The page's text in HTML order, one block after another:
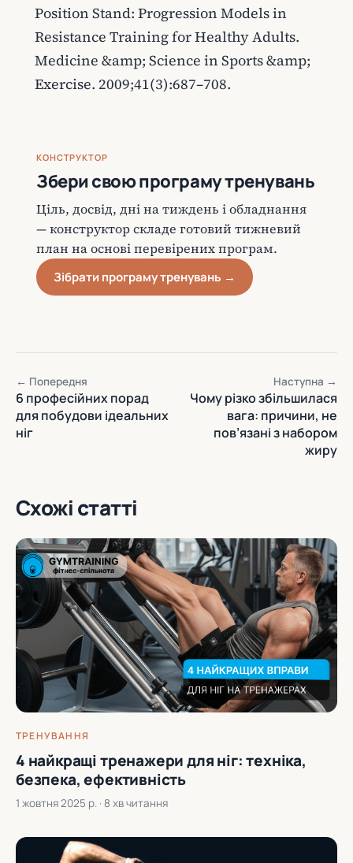
Position Stand: Progression Models in
Resistance Training for Healthy Adults.
Medicine &amp; Science in Sports &amp;
Exercise. 2009;41(3):687–708.
КОНСТРУКТОР
Збери свою програму тренувань
Ціль, досвід, дні на тиждень і обладнання
— конструктор складе готовий тижневий
план на основі перевірених програм.
Зібрати програму тренувань →
← Попередня
6 професійних порад
для побудови ідеальних
ніг
Наступна →
Чому різко збільшилася
вага: причини, не
пов’язані з набором
жиру
Схожі статті
ТРЕНУВАННЯ
4 найкращі тренажери для ніг: техніка,
безпека, ефективність
1 жовтня 2025 р. · 8 хв читання